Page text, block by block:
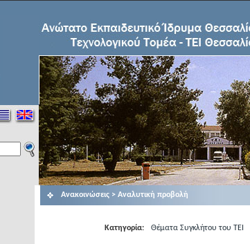
Ανακοινώσεις > Αναλυτική προβολή
Κατηγορία: Θέματα Συγκλήτου του ΤΕΙ